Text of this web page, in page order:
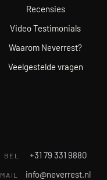
Recensies
Video Testimonials
Waarom Neverrest?
Veelgestelde vragen
BEL +31 79 331 9880
MAIL info@neverrest.nl